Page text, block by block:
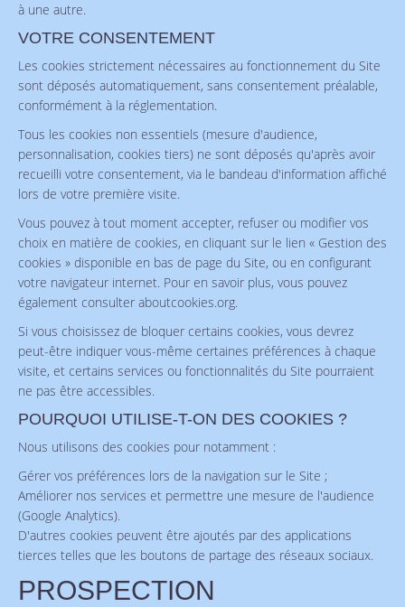
à une autre.
VOTRE CONSENTEMENT
Les cookies strictement nécessaires au fonctionnement du Site
sont déposés automatiquement, sans consentement préalable,
conformément à la réglementation.
Tous les cookies non essentiels (mesure d'audience,
personnalisation, cookies tiers) ne sont déposés qu'après avoir
recueilli votre consentement, via le bandeau d'information affiché
lors de votre première visite.
Vous pouvez à tout moment accepter, refuser ou modifier vos
choix en matière de cookies, en cliquant sur le lien « Gestion des
cookies » disponible en bas de page du Site, ou en configurant
votre navigateur internet. Pour en savoir plus, vous pouvez
également consulter aboutcookies.org.
Si vous choisissez de bloquer certains cookies, vous devrez
peut-être indiquer vous-même certaines préférences à chaque
visite, et certains services ou fonctionnalités du Site pourraient
ne pas être accessibles.
POURQUOI UTILISE-T-ON DES COOKIES ?
Nous utilisons des cookies pour notamment :
Gérer vos préférences lors de la navigation sur le Site ;
Améliorer nos services et permettre une mesure de l'audience
(Google Analytics).
D'autres cookies peuvent être ajoutés par des applications
tierces telles que les boutons de partage des réseaux sociaux.
PROSPECTION